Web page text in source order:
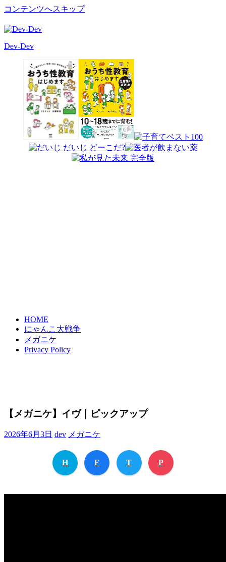
コンテンツへスキップ
Dev-Dev
HOME
にゃんこ大戦争
メガニケ
Privacy Policy
【メガニケ】イヴ｜ピックアップ
2026年6月3日 dev メガニケ
H F T P